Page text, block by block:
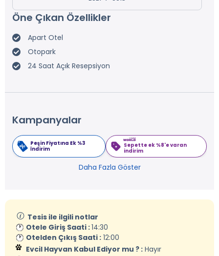
Öne Çıkan Özellikler
Apart Otel
Otopark
24 Saat Açık Resepsiyon
Kampanyalar
Peşin Fiyatına Ek %3
İndirim
Sepette ek %8'e varan
indirim
Daha Fazla Göster
Tesis ile ilgili notlar
Otele Giriş Saati :14:30
Otelden Çıkış Saati : 12:00
Evcil Hayvan Kabul Ediyor mu ? : Hayır